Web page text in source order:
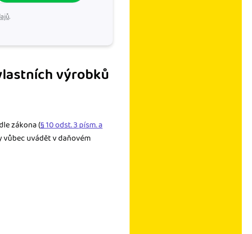
.
výrobků
zákona (§ 10 odst. 3 písm. a
vůbec uvádět v daňovém